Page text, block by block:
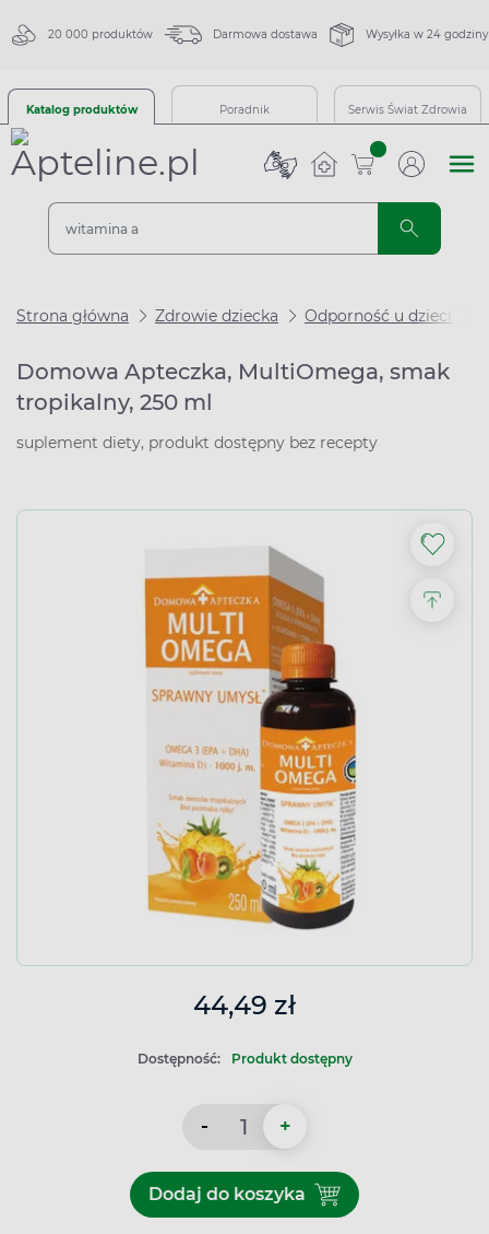
20 000 produktów Darmowa dostawa Wysyłka w 24 godziny
Katalog produktów Poradnik Serwis Świat Zdrowia
sztuk
Strona główna Zdrowie dziecka Odporność u dzieci
Domowa Apteczka, MultiOmega, smak
tropikalny, 250 ml
suplement diety, produkt dostępny bez recepty
44,49 zł
Dostępność: Produkt dostępny
- +
Dodaj do koszykaDodaj do koszyka